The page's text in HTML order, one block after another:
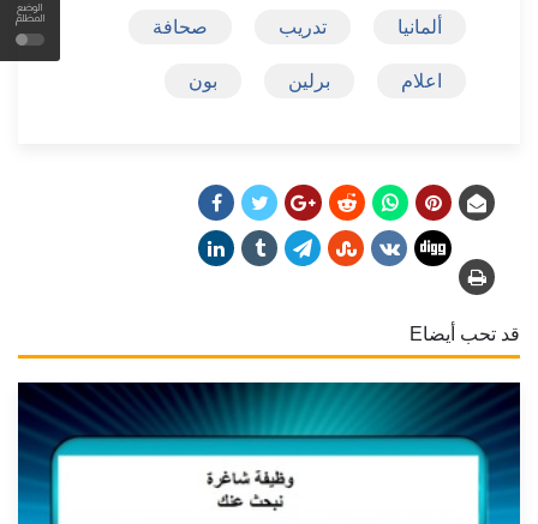
الوضع
المظلم
ألمانيا تدريب صحافة
اعلام برلين بون
قد تحب أيضاE